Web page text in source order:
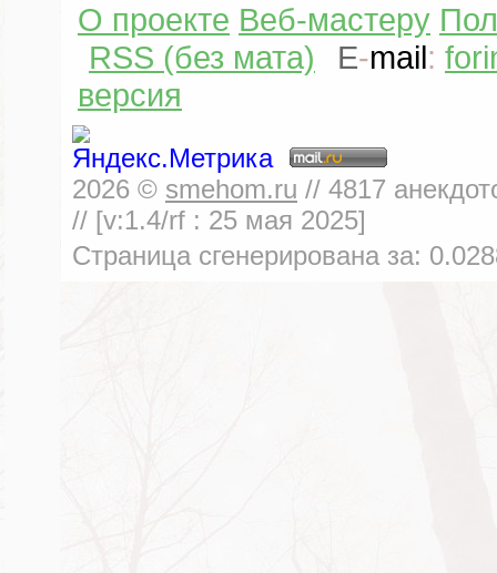
О проекте Веб-мастеру
RSS (без мата)
E-mail:
версия
2026 © smehom.ru // 4817
// [v:1.4/rf : 25 мая 2025]
Страница сгенерирована за: